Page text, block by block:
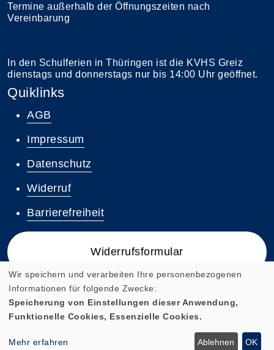
Termine außerhalb der Öffnungszeiten nach
Vereinbarung
In den Schulferien in Thüringen ist die KVHS Greiz
dienstags und donnerstags nur bis 14:00 Uhr geöffnet.
Quiklinks
AGB
Impressum
Datenschutz
Widerruf
Barrierefreiheit
Widerrufsformular
Cookie Einstellungen
Wir speichern und verarbeiten Ihre personenbezogenen
Informationen für folgende Zwecke:
Speicherung von Einstellungen dieser Anwendung,
Funktionelle Cookies, Essenzielle Cookies.
Mehr erfahren Ablehnen OK